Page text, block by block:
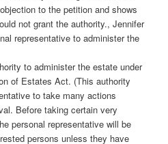
to the petition and shows
not grant the authority., Jennifer
representative to administer the
to administer the estate under
of Estates Act. (This authority
to take many actions
Before taking certain very
personal representative will be
persons unless they have